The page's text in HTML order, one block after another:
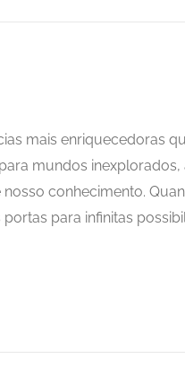
mais enriquecedoras
mundos inexplorados,
conhecimento.
para infinitas